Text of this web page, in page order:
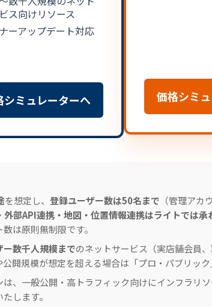
ス向けリソース
ーアップデート対応
シミュレーターへ 価格シミ
を想定し、 登録ユーザー数は50名まで （管理アカ
外部API連携・地図・位置情報連携はライトでは承
は原則無制限です。
数千人規模までのネットサービス（実店舗会員
開規模が想定を超える場合は「プロ・パブリック
、一般公開・高トラフィック向けにインフラリ
します。